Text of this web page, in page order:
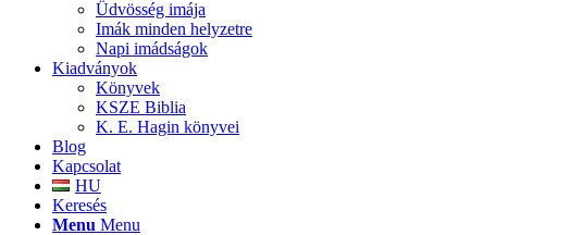
Üdvösség imája
Imák minden helyzetre
Napi imádságok
Kiadványok
Könyvek
KSZE Biblia
K. E. Hagin könyvei
Blog
Kapcsolat
HU
Keresés
Menu Menu